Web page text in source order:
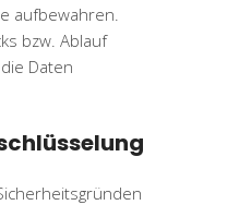
aufbewahren.
bzw. Ablauf
Daten